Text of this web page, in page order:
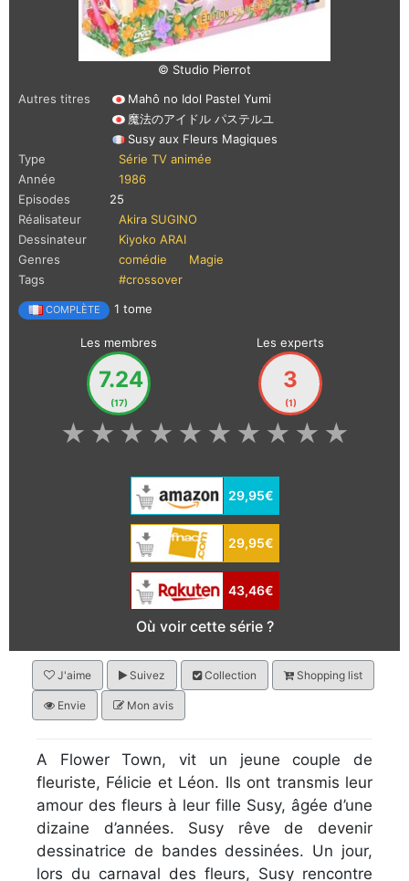
© Studio Pierrot
Autres titres
Mahô no Idol Pastel Yumi
魔法のアイドル パステルユ
Susy aux Fleurs Magiques
Type
Série TV animée
Année
1986
Episodes
25
Réalisateur
Akira SUGINO
Dessinateur
Kiyoko ARAI
Genres
comédie
Magie
Tags
#crossover
COMPLÈTE 1 tome
Les membres
7.24
(17)
Les experts
3
(1)
★
★
★
★
★
★
★
★
★
★
29,95€
29,95€
43,46€
Où voir cette série ?
J'aime Suivez Collection Shopping list
Envie Mon avis
A Flower Town, vit un jeune couple de
fleuriste, Félicie et Léon. Ils ont transmis leur
amour des fleurs à leur fille Susy, âgée d’une
dizaine d’années. Susy rêve de devenir
dessinatrice de bandes dessinées. Un jour,
lors du carnaval des fleurs, Susy rencontre